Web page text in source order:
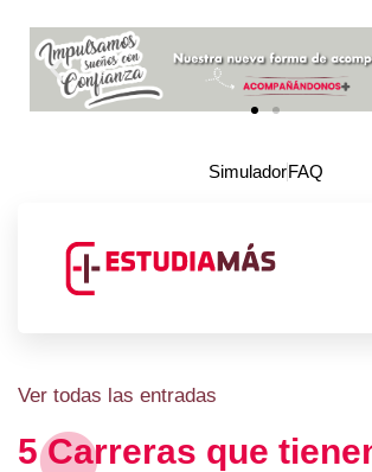
SimuladorFAQ
Ver todas las entradas
5 Carreras que